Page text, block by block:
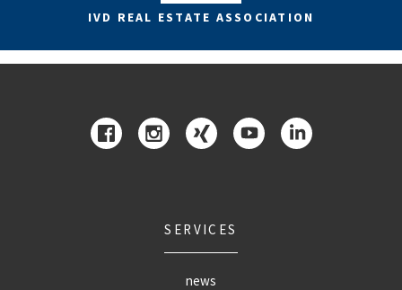
IVD REAL ESTATE ASSOCIATION
SERVICES
news